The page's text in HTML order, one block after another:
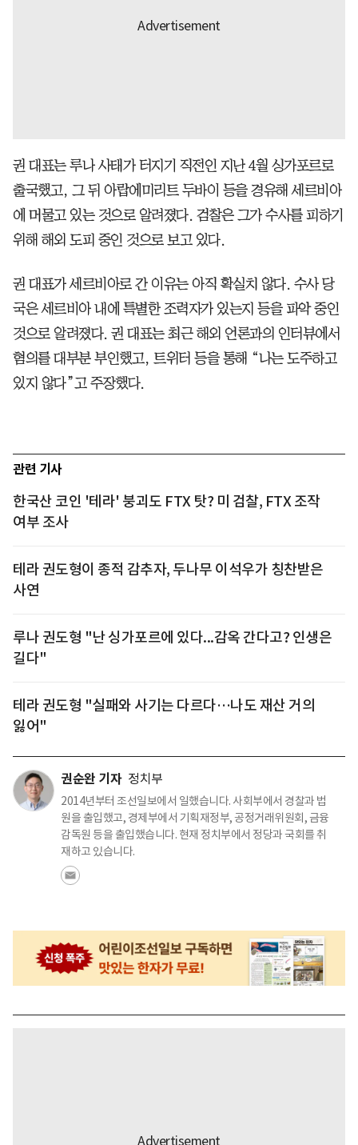
권 대표는 루나 사태가 터지기 직전인 지난 4월 싱가포르로
출국했고, 그 뒤 아랍에미리트 두바이 등을 경유해 세르비아
에 머물고 있는 것으로 알려졌다. 검찰은 그가 수사를 피하기
위해 해외 도피 중인 것으로 보고 있다.
권 대표가 세르비아로 간 이유는 아직 확실치 않다. 수사 당
국은 세르비아 내에 특별한 조력자가 있는지 등을 파악 중인
것으로 알려졌다. 권 대표는 최근 해외 언론과의 인터뷰에서
혐의를 대부분 부인했고, 트위터 등을 통해 “나는 도주하고
있지 않다”고 주장했다.
관련 기사
한국산 코인 '테라' 붕괴도 FTX 탓? 미 검찰, FTX 조작
여부 조사
테라 권도형이 종적 감추자, 두나무 이석우가 칭찬받은
사연
루나 권도형 "난 싱가포르에 있다...감옥 간다고? 인생은
길다"
테라 권도형 "실패와 사기는 다르다…나도 재산 거의
잃어"
권순완 기자 정치부
2014년부터 조선일보에서 일했습니다. 사회부에서 경찰과 법
원을 출입했고, 경제부에서 기획재정부, 공정거래위원회, 금융
감독원 등을 출입했습니다. 현재 정치부에서 정당과 국회를 취
재하고 있습니다.